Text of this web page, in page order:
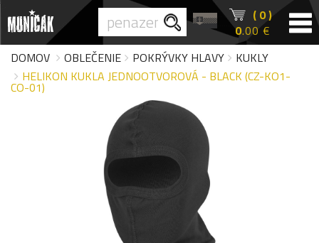
( 0 )
0.00 €
DOMOV
OBLEČENIE POKRÝVKY HLAVY
KUKLY
HELIKON KUKLA JEDNOOTVOROVÁ - BLACK (CZ-KO1-
CO-01)